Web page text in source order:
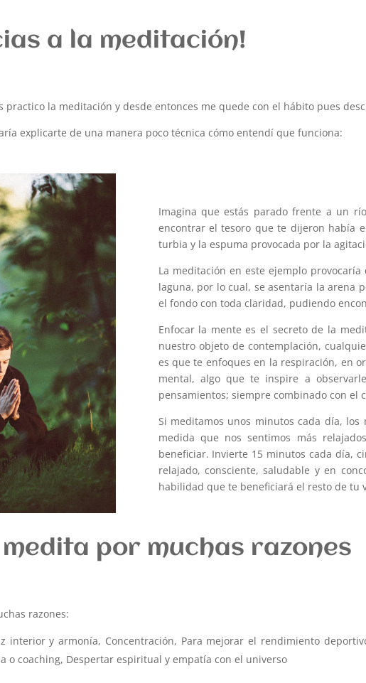
a la meditación!
practico la meditación y desde entonces me quede con el hábito pues
explicarte de una manera poco técnica cómo entendí que funciona:
Imagina que estás parado frente a un
encontrar el tesoro que te dijeron había
turbia y la espuma provocada por la
La meditación en este ejemplo
laguna, por lo cual, se asentaría la arena
el fondo con toda claridad, pudiendo
Enfocar la mente es el secreto de la
nuestro objeto de contemplación,
es que te enfoques en la respiración, en
mental, algo que te inspire a
pensamientos; siempre combinado con el
Si meditamos unos minutos cada día,
medida que nos sentimos más
beneficiar. Invierte 15 minutos cada día,
relajado, consciente, saludable y en
habilidad que te beneficiará el resto de tu
por muchas razones
razones:
interior y armonía, Concentración, Para mejorar el rendimiento
o coaching, Despertar espiritual y empatía con el universo